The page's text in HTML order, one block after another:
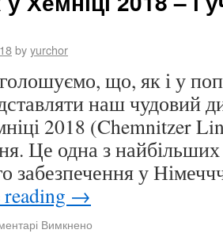
byyurchor
що, як і у
наш чудовий
2018 (Chemnitzer
Це одна з
забезпечення у
→
Вимкнено